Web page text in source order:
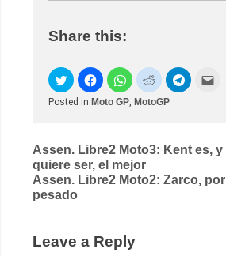
Share this:
Posted in Moto GP, MotoGP
Post
navigation
Assen. Libre2 Moto3: Kent es, y
quiere ser, el mejor
Assen. Libre2 Moto2: Zarco, por
pesado
Leave a Reply